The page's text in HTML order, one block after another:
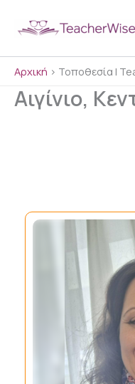
Αρχική > Τοποθεσία |
Αιγίνιο,